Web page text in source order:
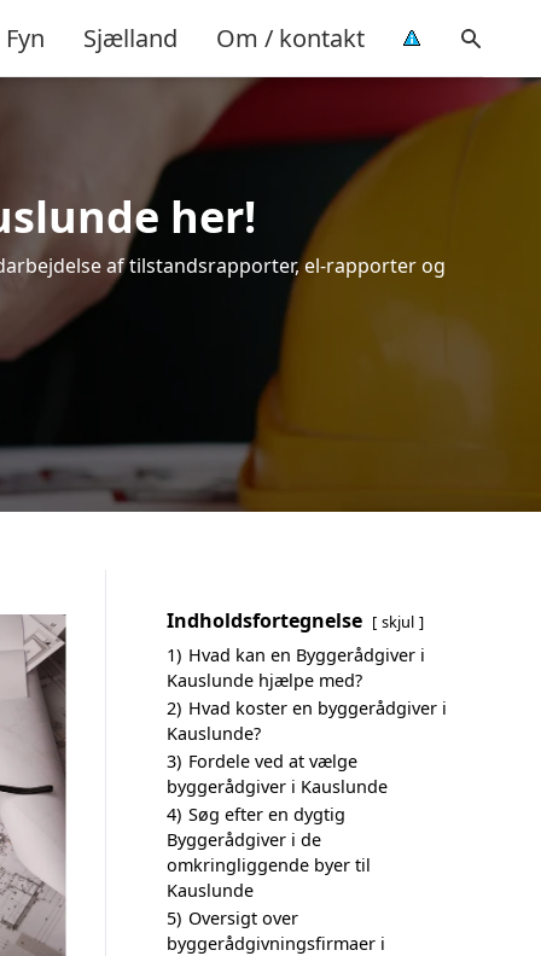
Fyn Sjælland Om / kontakt
her!
af tilstandsrapporter, el-rapporter og
Indholdsfortegnelse skjul
1) Hvad kan en Byggerådgiver i
Kauslunde hjælpe med?
2) Hvad koster en byggerådgiver i
Kauslunde?
3) Fordele ved at vælge
byggerådgiver i Kauslunde
4) Søg efter en dygtig
Byggerådgiver i de
omkringliggende byer til
Kauslunde
5) Oversigt over
byggerådgivningsfirmaer i